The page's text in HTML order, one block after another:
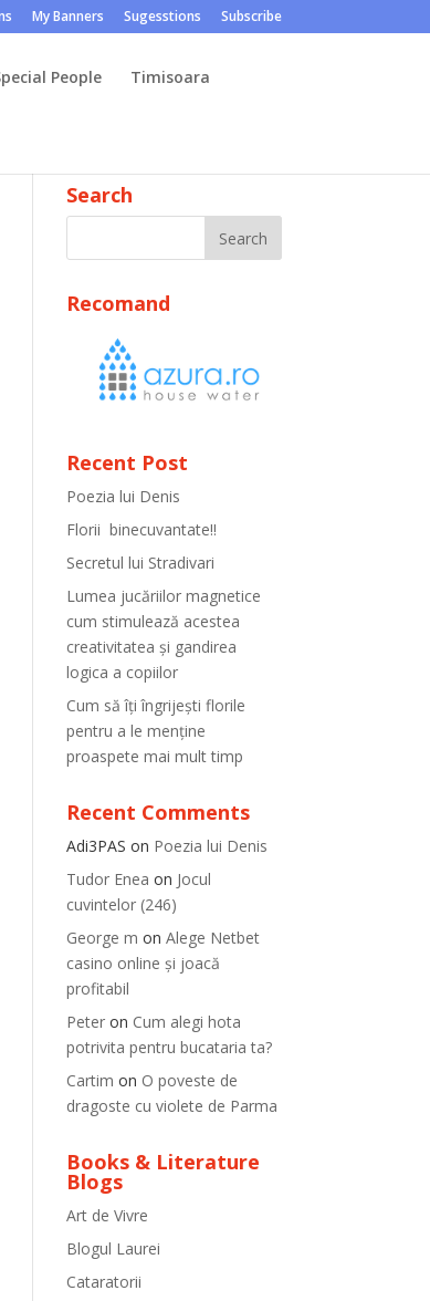
My Banners Sugesstions Subscribe
People Timisoara
Search
Recomand
Recent Post
Poezia lui Denis
Florii binecuvantate!!
Secretul lui Stradivari
Lumea jucăriilor magnetice
cum stimulează acestea
creativitatea și gandirea
logica a copiilor
Cum să îți îngrijești florile
pentru a le menține
proaspete mai mult timp
Recent Comments
Adi3PAS on Poezia lui Denis
Tudor Enea on Jocul
cuvintelor (246)
George m onAlege Netbet
casino online și joacă
profitabil
Peter on Cum alegi hota
potrivita pentru bucataria ta?
Cartim on O poveste de
dragoste cu violete de Parma
Books & Literature
Blogs
Art de Vivre
Blogul Laurei
Cataratorii